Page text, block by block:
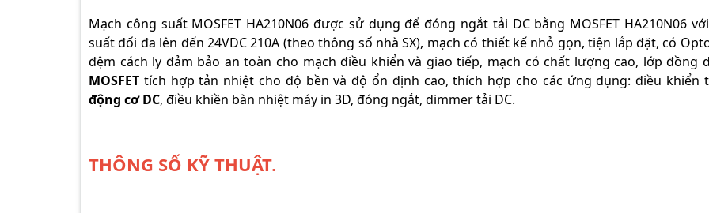
Mạch công suất MOSFET HA210N06 được sử dụng để đóng ngắt tải DC bằng MOSFET HA210N06
suất đối đa lên đến 24VDC 210A (theo thông số nhà SX), mạch có thiết kế nhỏ gọn, tiện lắp đặt, có
đệm cách ly đảm bảo an toàn cho mạch điều khiển và giao tiếp, mạch có chất lượng cao, lớp đồng
MOSFET tích hợp tản nhiệt cho độ bền và độ ổn định cao, thích hợp cho các ứng dụng: điều khiển
động cơ DC, điều khiền bàn nhiệt máy in 3D, đóng ngắt, dimmer tải DC.
THÔNG SỐ KỸ THUẬT.